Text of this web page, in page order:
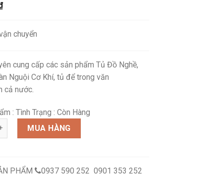
chuyển
cung cấp các sản phẩm Tủ Đồ Nghề,
Nguội Cơ Khí, tủ để trong văn
cả nước.
: Tình Trạng : Còn Hàng
S1/15 số lượng
MUA HÀNG
PHẨM 0937 590 252 0901 353 252